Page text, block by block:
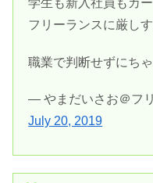
学生も新入社員もカ
フリーランスに厳しす
職業で判断せずにち
— やまだいさお＠フ
July 20, 2019